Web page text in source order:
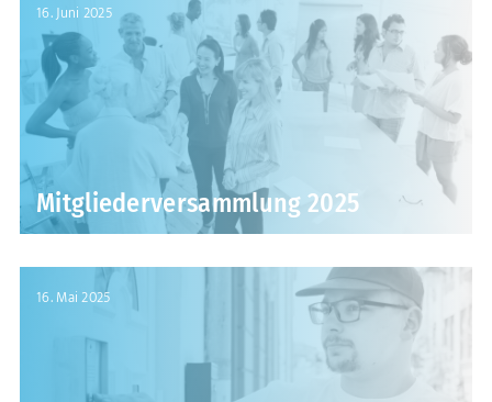
16. Juni 2025
Mitgliederversammlung 2025
16. Mai 2025